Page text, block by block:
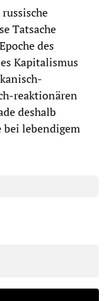
Tatsache
des
Kapitalismus
reaktionären
deshalb
bei lebendigem